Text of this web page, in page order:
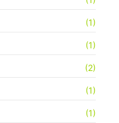
(1)
(1)
(2)
(1)
(1)